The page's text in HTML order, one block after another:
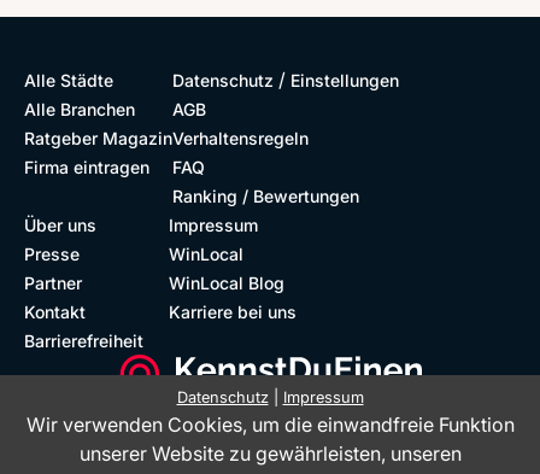
Alle Städte
Alle Branchen
Ratgeber Magazin
Firma eintragen
Datenschutz / Einstellungen
AGB
Verhaltensregeln
FAQ
Ranking / Bewertungen
Über uns
Presse
Partner
Kontakt
Barrierefreiheit
Impressum
WinLocal
WinLocal Blog
Karriere bei uns
Datenschutz| Impressum
Wir verwenden Cookies, um die einwandfreie Funktion
unserer Website zu gewährleisten, unseren